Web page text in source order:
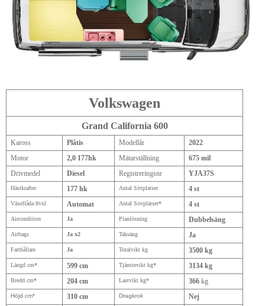
Volkswagen
Grand California 600
Kaross Plåtis Modellår
2022
Motor
2,0 177hk Mätarställning
675 mil
Drivmedel
Diesel Registreringsnr YJA37S
Hästkrafter 177 hk Antal Sittplatser 4 st
Växellåda 8vxl Automat Antal Sovplatser* 4 st
Aircondition Ja Planlösning Dubbelsäng
Airbags Ja x2 Taksäng Ja
Farthållare Ja Totalvikt kg 3500 kg
Längd cm* 599 cm Tjänstevikt kg* 3134 kg
Bredd cm* 204 cm Lastvikt kg* 366 kg
Höjd cm* 310 cm Dragkrok Nej